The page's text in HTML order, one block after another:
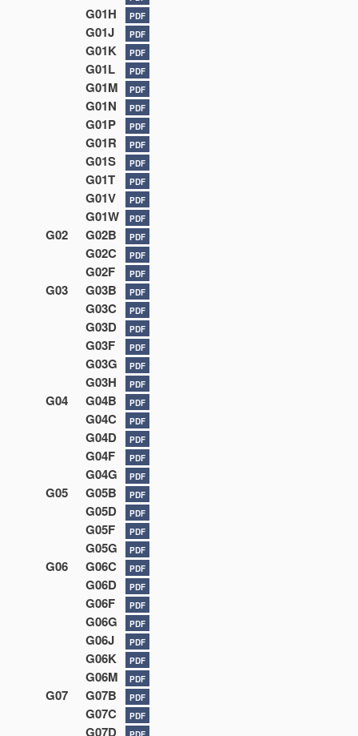
G01H PDF
G01J PDF
G01K PDF
G01L PDF
G01M PDF
G01N PDF
G01P PDF
G01R PDF
G01S PDF
G01T PDF
G01V PDF
G01W PDF
G02 G02B PDF
G02C PDF
G02F PDF
G03 G03B PDF
G03C PDF
G03D PDF
G03F PDF
G03G PDF
G03H PDF
G04 G04B PDF
G04C PDF
G04D PDF
G04F PDF
G04G PDF
G05 G05B PDF
G05D PDF
G05F PDF
G05G PDF
G06 G06C PDF
G06D PDF
G06F PDF
G06G PDF
G06J PDF
G06K PDF
G06M PDF
G07 G07B PDF
G07C PDF
G07D